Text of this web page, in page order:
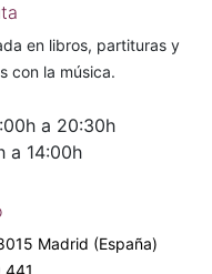
en libros, partituras y
con la música.
a 20:30h
a 14:00h
Madrid (España)